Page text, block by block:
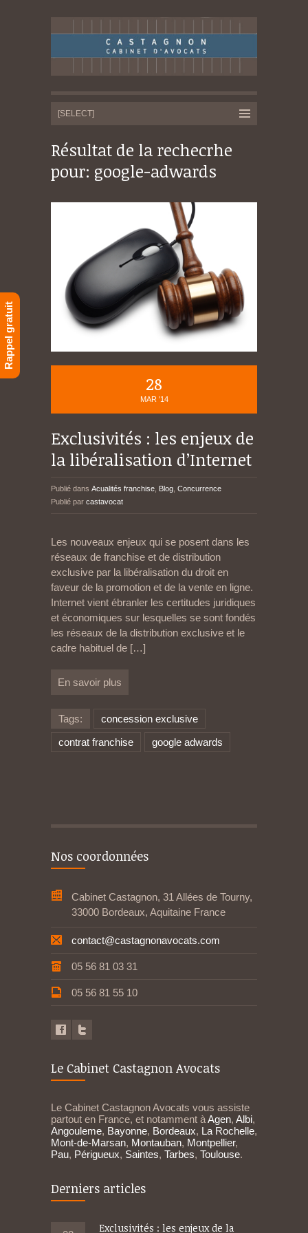
Résultat de la rechecrhe
pour: google-adwards
28
MAR '14
Exclusivités : les enjeux de
la libéralisation d’Internet
Publié dans Acualités franchise Blog Concurrence
Publié par castavocat
Les nouveaux enjeux qui se posent dans les
réseaux de franchise et de distribution
exclusive par la libéralisation du droit en
faveur de la promotion et de la vente en ligne.
Internet vient ébranler les certitudes juridiques
et économiques sur lesquelles se sont fondés
les réseaux de la distribution exclusive et le
cadre habituel de […]
En savoir plus
Tags:
concession exclusive
contrat franchise
google adwards
Nos coordonnées
Cabinet Castagnon, 31 Allées de Tourny,
33000 Bordeaux, Aquitaine France
contact@castagnonavocats.com
05 56 81 03 31
05 56 81 55 10
Le Cabinet Castagnon Avocats
Le Cabinet Castagnon Avocats vous assiste
partout en France, et notamment àAgen, Albi,
Angouleme, Bayonne, Bordeaux, La Rochelle,
Mont-de-Marsan, Montauban, Montpellier,
Pau, Périgueux, Saintes, Tarbes, Toulouse.
Derniers articles
Exclusivités : les enjeux de la
Rappel gratuit